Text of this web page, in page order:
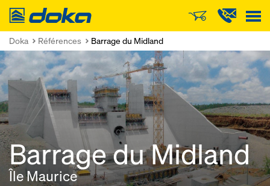
Doka
Doka Références Barrage du Midland
Barrage du Midland
Île Maurice